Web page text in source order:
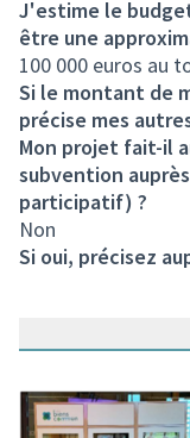
J'estime le
être une
100 000 euros au
Si le montant de
précise mes
Mon projet fait-il
subvention
participatif) ?
Non
Si oui, précisez